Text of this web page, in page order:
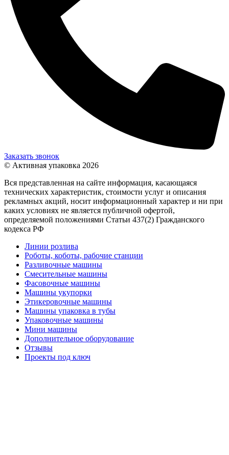
Заказать звонок
© Активная упаковка 2026
Вся представленная на сайте информация, касающаяся
технических характеристик, стоимости услуг и описания
рекламных акций, носит информационный характер и ни при
каких условиях не является публичной офертой,
определяемой положениями Статьи 437(2) Гражданского
кодекса РФ
Линии розлива
Роботы, коботы, рабочие станции
Разливочные машины
Смесительные машины
Фасовочные машины
Машины укупорки
Этикеровочные машины
Машины упаковка в тубы
Упаковочные машины
Мини машины
Дополнительное оборудование
Отзывы
Проекты под ключ